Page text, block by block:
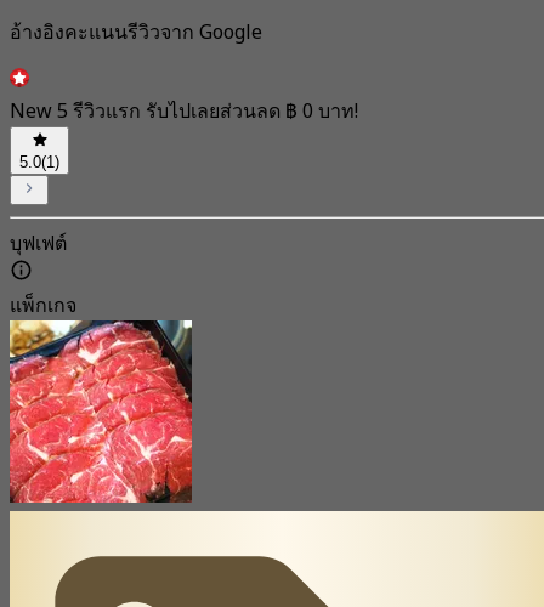
อ้างอิงคะแนนรีวิวจาก Google
New 5 รีวิวแรก รับไปเลยส่วนลด ฿ 0 บาท!
5.0(1)
บุฟเฟต์
แพ็กเกจ